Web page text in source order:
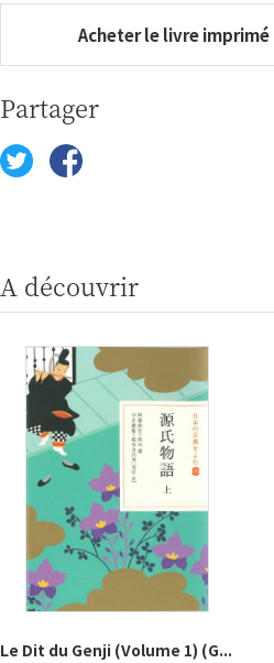
Acheter le livre imprimé
Partager
A découvrir
Le Dit du Genji (Volume 1) (G...